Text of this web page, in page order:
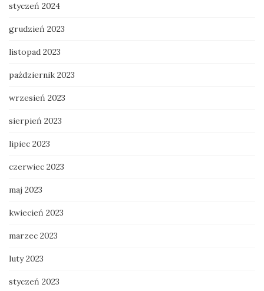
styczeń 2024
grudzień 2023
listopad 2023
październik 2023
wrzesień 2023
sierpień 2023
lipiec 2023
czerwiec 2023
maj 2023
kwiecień 2023
marzec 2023
luty 2023
styczeń 2023